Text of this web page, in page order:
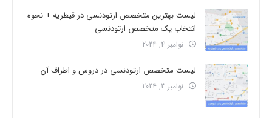
لیست بهترین متخصص ارتودنسی در قیطریه + نحوه
انتخاب یک متخصص ارتودنسی
نوامبر 4, 2024
لیست متخصص ارتودنسی در دروس و اطراف آن
نوامبر 3, 2024